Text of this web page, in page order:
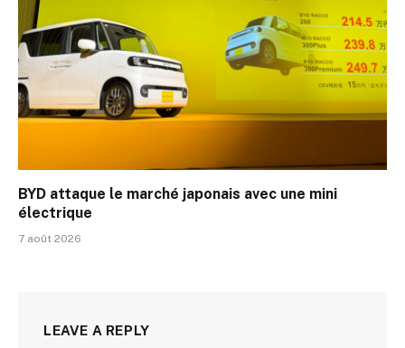
BYD attaque le marché japonais avec une mini
électrique
7 août 2026
LEAVE A REPLY